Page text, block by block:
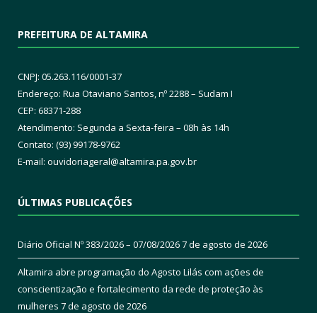
PREFEITURA DE ALTAMIRA
CNPJ: 05.263.116/0001-37
Endereço: Rua Otaviano Santos, nº 2288 – Sudam I
CEP: 68371-288
Atendimento: Segunda a Sexta-feira – 08h às 14h
Contato: (93) 99178-9762
E-mail: ouvidoriageral@altamira.pa.gov.br
ÚLTIMAS PUBLICAÇÕES
Diário Oficial Nº 383/2026 – 07/08/20267 de agosto de 2026
Altamira abre programação do Agosto Lilás com ações de
conscientização e fortalecimento da rede de proteção às
mulheres 7 de agosto de 2026